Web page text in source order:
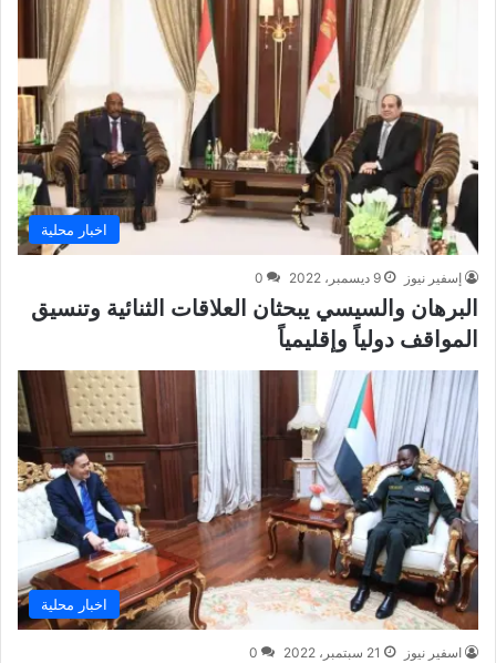
اخبار محلية
إسفير نيوز 9 ديسمبر، 2022 0
البرهان والسيسي يبحثان العلاقات الثنائية وتنسيق
المواقف دولياً وإقليمياً
اخبار محلية
اسفير نيوز 21 سبتمبر، 2022 0